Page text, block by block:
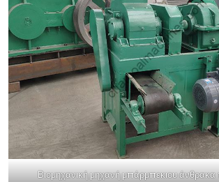
Βιομηχανική μηχανή μπάρμπεκιου